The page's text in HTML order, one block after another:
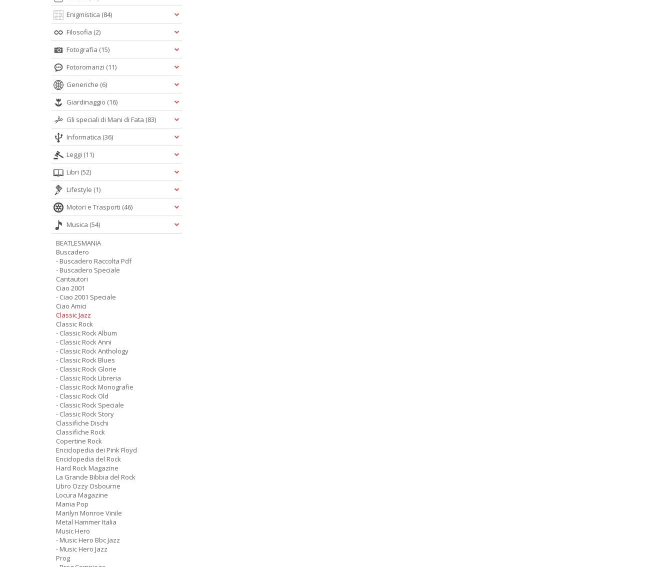
Enigmistica (84)
Filosofia (2)
Fotografia (15)
Fotoromanzi (11)
Generiche (6)
Giardinaggio (16)
Gli speciali di Mani di Fata (83)
Informatica (36)
Leggi (11)
Libri (52)
Lifestyle (1)
Motori e Trasporti (46)
Musica (54)
BEATLESMANIA
Buscadero
- Buscadero Raccolta Pdf
- Buscadero Speciale
Cantautori
Ciao 2001
- Ciao 2001 Speciale
Ciao Amici
Classic Jazz
Classic Rock
- Classic Rock Album
- Classic Rock Anni
- Classic Rock Anthology
- Classic Rock Blues
- Classic Rock Glorie
- Classic Rock Libreria
- Classic Rock Monografie
- Classic Rock Old
- Classic Rock Speciale
- Classic Rock Story
Classifiche Dischi
Classifiche Rock
Copertine Rock
Enciclopedia dei Pink Floyd
Enciclopedia del Rock
Hard Rock Magazine
La Grande Bibbia del Rock
Libro Ozzy Osbourne
Locura Magazine
Mania Pop
Marilyn Monroe Vinile
Metal Hammer Italia
Music Hero
- Music Hero Bbc Jazz
- Music Hero Jazz
Prog